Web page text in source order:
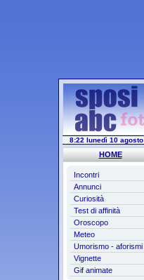
8:22 lunedì 10 agosto
HOME
Incontri
Annunci
Curiosità
Test di affinità
Oroscopo
Meteo
Umorismo - aforismi
Vignette
Gif animate